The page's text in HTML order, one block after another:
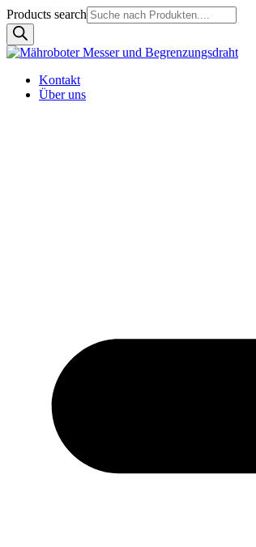
Products search
Kontakt
Über uns